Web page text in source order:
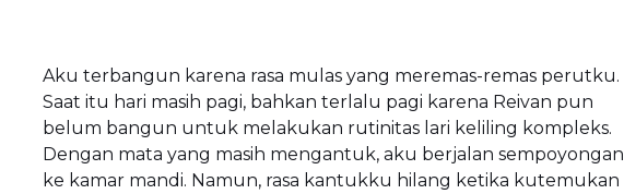
Aku terbangun karena rasa mulas yang meremas-remas perutku.
Saat itu hari masih pagi, bahkan terlalu pagi karena Reivan pun
belum bangun untuk melakukan rutinitas lari keliling kompleks.
Dengan mata yang masih mengantuk, aku berjalan sempoyongan
ke kamar mandi. Namun, rasa kantukku hilang ketika kutemukan